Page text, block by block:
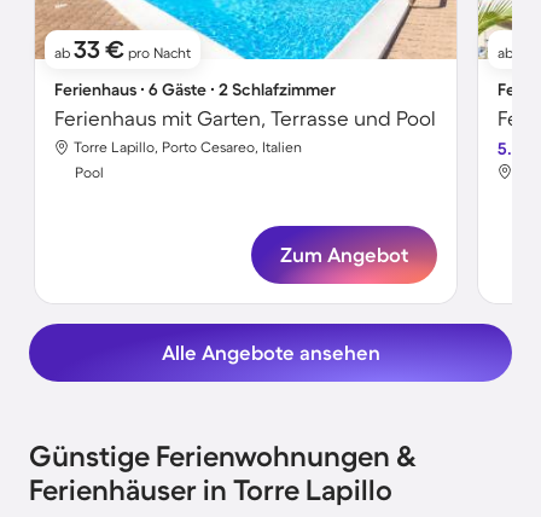
ab 33 € pro Nacht
Ferienhaus ∙ 6 Gäste ∙ 2 Schlafzimmer
Ferienhaus mit Garten, Terrasse und Pool
Torre Lapillo, Porto Cesareo, Italien
Pool
Zum Angebot
ab
5.0
Alle Angebote ansehen
Günstige Ferienwohnungen &
Ferienhäuser in Torre Lapillo